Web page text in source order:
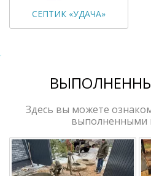
СЕПТИК «УДАЧА»
Здесь вы можете
выполненными